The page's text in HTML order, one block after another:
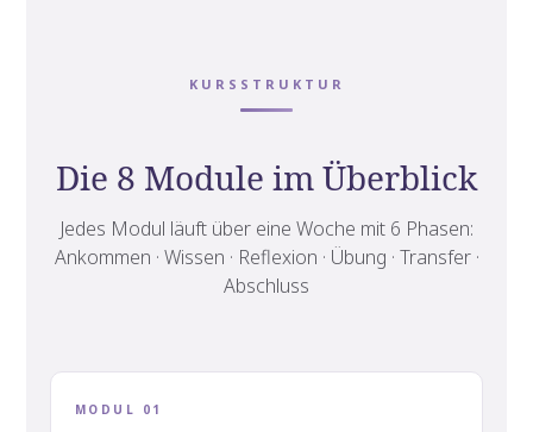
KURSSTRUKTUR
Die 8 Module im Überblick
Jedes Modul läuft über eine Woche mit 6 Phasen:
Ankommen · Wissen · Reflexion · Übung · Transfer ·
Abschluss
MODUL 01